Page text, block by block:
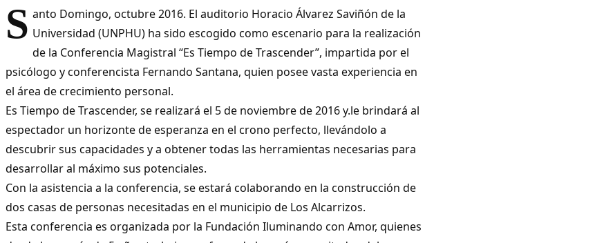
S anto Domingo, octubre 2016. El auditorio Horacio Álvarez Saviñón de la
Universidad (UNPHU) ha sido escogido como escenario para la realización
de la Conferencia Magistral “Es Tiempo de Trascender”, impartida por el
psicólogo y conferencista Fernando Santana, quien posee vasta experiencia en
el área de crecimiento personal.
Es Tiempo de Trascender, se realizará el 5 de noviembre de 2016 y.le brindará al
espectador un horizonte de esperanza en el crono perfecto, llevándolo a
descubrir sus capacidades y a obtener todas las herramientas necesarias para
desarrollar al máximo sus potenciales.
Con la asistencia a la conferencia, se estará colaborando en la construcción de
dos casas de personas necesitadas en el municipio de Los Alcarrizos.
Esta conferencia es organizada por la Fundación Iluminando con Amor, quienes